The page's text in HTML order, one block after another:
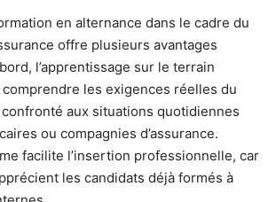
en alternance dans le cadre du
offre plusieurs avantages
l’apprentissage sur le terrain
les exigences réelles du
aux situations quotidiennes
ou compagnies d’assurance.
facilite l’insertion professionnelle, car
les candidats déjà formés à